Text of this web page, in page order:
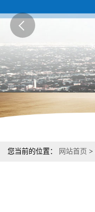
您当前的位置： 网站首页 >